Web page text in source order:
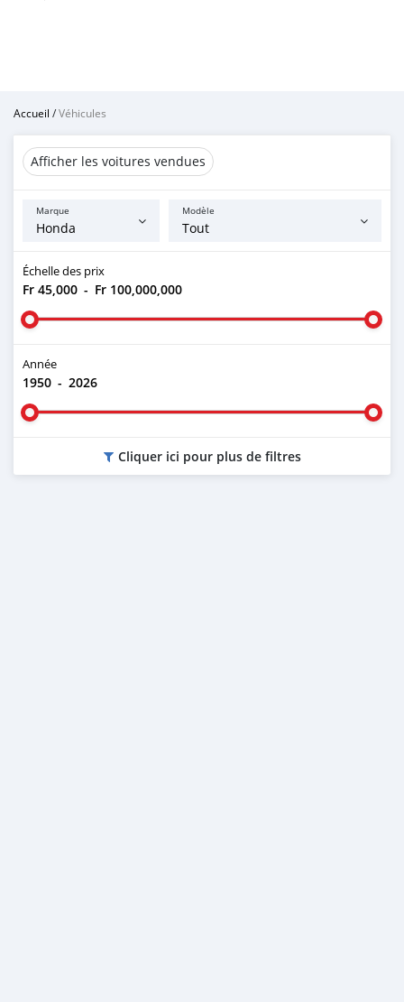
Accueil /Véhicules
Afficher les voitures vendues
Marque Modèle
Échelle des prix
Fr 45,000 - Fr 100,000,000
Année
1950 - 2026
Cliquer ici pour plus de filtres